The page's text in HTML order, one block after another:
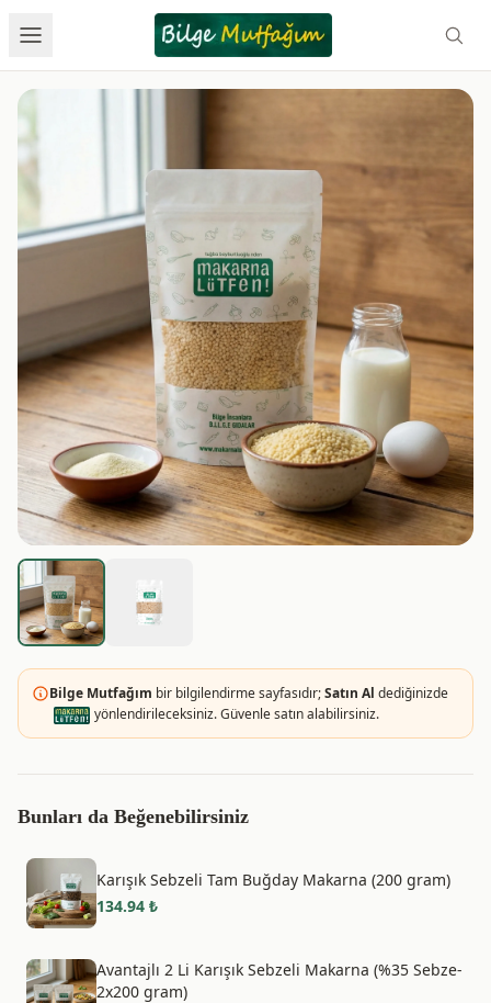
Bilge Mutfağım bir bilgilendirme sayfasıdır;Satın Al dediğinizde
yönlendirileceksiniz. Güvenle satın alabilirsiniz.
Bunları da Beğenebilirsiniz
Karışık Sebzeli Tam Buğday Makarna (200 gram)
134.94 ₺
Avantajlı 2 Li Karışık Sebzeli Makarna (%35 Sebze-
2x200 gram)